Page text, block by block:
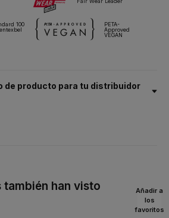
Tallas y medidas
100
PETA-
Approved
VEGAN
de producto para tu distribuidor
también han visto
Añadir a
los
favoritos